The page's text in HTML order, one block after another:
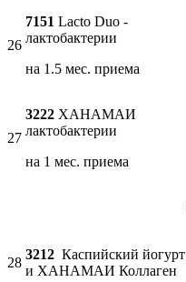
26
7151 Lacto Duo -
лактобактерии
на 1.5 мес. приема
27
3222 ХАНАМАИ
лактобактерии
на 1 мес. приема
28
3212 Каспийский йогурт
и ХАНАМАИ Коллаген